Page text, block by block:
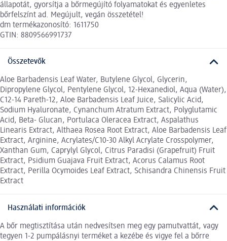
állapotát, gyorsítja a bőrmegújító folyamatokat és egyenletes
bőrfelszínt ad. Megújult, vegán összetétel!
dm termékazonosító: 1611750
GTIN: 8809566991737
Összetevők
Aloe Barbadensis Leaf Water, Butylene Glycol, Glycerin,
Dipropylene Glycol, Pentylene Glycol, 12-Hexanediol, Aqua (Water),
C12-14 Pareth-12, Aloe Barbadensis Leaf Juice, Salicylic Acid,
Sodium Hyaluronate, Cynanchum Atratum Extract, Polyglutamic
Acid, Beta- Glucan, Portulaca Oleracea Extract, Aspalathus
Linearis Extract, Althaea Rosea Root Extract, Aloe Barbadensis Leaf
Extract, Arginine, Acrylates/C10-30 Alkyl Acrylate Crosspolymer,
Xanthan Gum, Caprylyl Glycol, Citrus Paradisi (Grapefruit) Fruit
Extract, Psidium Guajava Fruit Extract, Acorus Calamus Root
Extract, Perilla Ocymoides Leaf Extract, Schisandra Chinensis Fruit
Extract
Használati információk
A bőr megtisztítása után nedvesítsen meg egy pamutvattát, vagy
tegyen 1-2 pumpálásnyi terméket a kezébe és vigye fel a bőrre